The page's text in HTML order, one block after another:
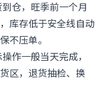
仓，旺季前一个月
库存低于安全线自动
不压单。
作一般当天完成，
区，退货抽检、换